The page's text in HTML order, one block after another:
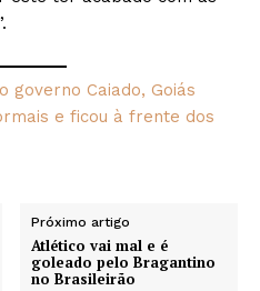
governo Caiado, Goiás
e ficou à frente dos
Próximo artigo
Atlético vai mal e é
goleado pelo Bragantino
no Brasileirão